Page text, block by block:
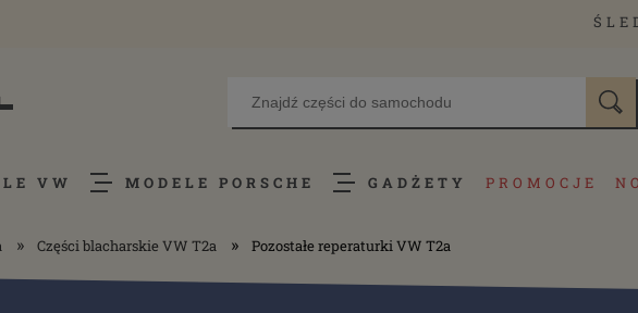
VW MODELE PORSCHE GADŻETY PROMOCJE
» Części blacharskie VW T2a » Pozostałe reperaturki VW T2a